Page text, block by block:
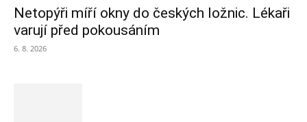
Netopýři míří okny do českých ložnic. Lékaři
varují před pokousáním
6. 8. 2026